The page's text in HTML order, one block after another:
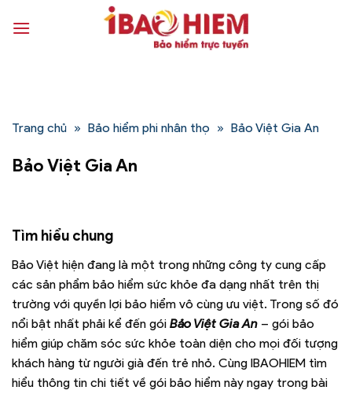
qua
Trang chủ » Bảo hiểm phi nhân thọ » Bảo Việt Gia An
Bảo Việt Gia An
Tìm hiểu chung
Bảo Việt hiện đang là một trong những công ty cung cấp
các sản phẩm bảo hiểm sức khỏe đa dạng nhất trên thị
trường với quyền lợi bảo hiểm vô cùng ưu việt. Trong số đó
nổi bật nhất phải kể đến gói Bảo Việt Gia An – gói bảo
hiểm giúp chăm sóc sức khỏe toàn diện cho mọi đối tượng
khách hàng từ người già đến trẻ nhỏ. Cùng IBAOHIEM tìm
hiểu thông tin chi tiết về gói bảo hiểm này ngay trong bài